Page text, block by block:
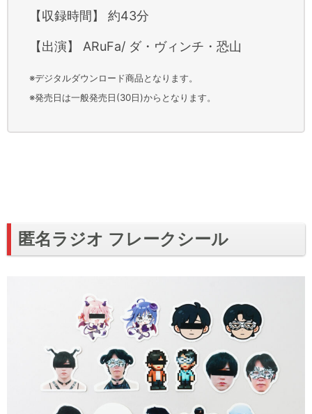
【収録時間】 約43分
【出演】 ARuFa/ ダ・ヴィンチ・恐山
※デジタルダウンロード商品となります。
※発売日は一般発売日(30日)からとなります。
匿名ラジオ フレークシール